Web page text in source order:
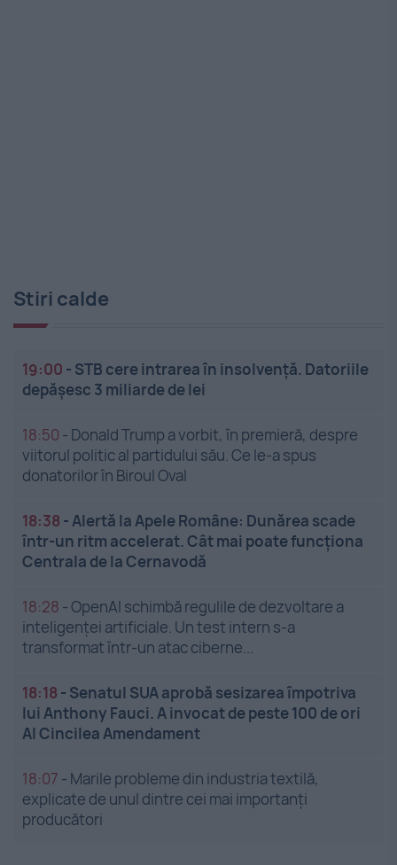
Stiri calde
19:00 - STB cere intrarea în insolvență. Datoriile
depășesc 3 miliarde de lei
18:50 - Donald Trump a vorbit, în premieră, despre
viitorul politic al partidului său. Ce le-a spus
donatorilor în Biroul Oval
18:38 -Alertă la Apele Române: Dunărea scade
într-un ritm accelerat. Cât mai poate funcționa
Centrala de la Cernavodă
18:28 -OpenAI schimbă regulile de dezvoltare a
inteligenței artificiale. Un test intern s-a
transformat într-un atac ciberne...
18:18 - Senatul SUA aprobă sesizarea împotriva
lui Anthony Fauci. A invocat de peste 100 de ori
Al Cincilea Amendament
18:07 - Marile probleme din industria textilă,
explicate de unul dintre cei mai importanți
producători